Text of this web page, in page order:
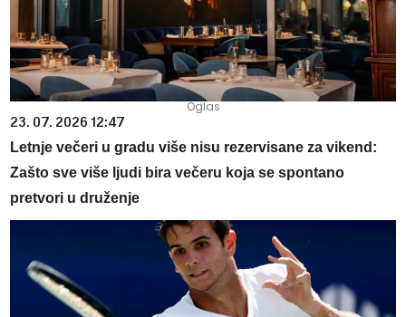
23. 07. 2026 12:47
Letnje večeri u gradu više nisu rezervisane za vikend:
Zašto sve više ljudi bira večeru koja se spontano
pretvori u druženje